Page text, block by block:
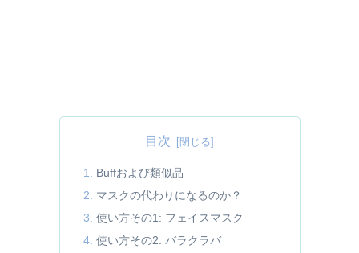
目次
Buffおよび類似品
マスクの代わりになるのか？
使い方その1: フェイスマスク
使い方その2: バラクラバ